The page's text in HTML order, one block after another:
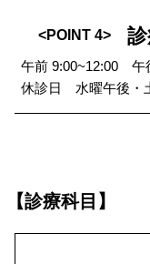
<POINT 4>
午前 9:00~12:00 午
休診日 水曜午後・
【診療科目】